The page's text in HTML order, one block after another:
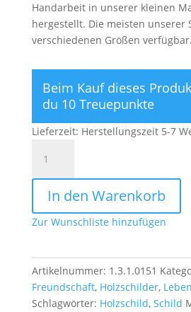
Handarbeit in unserer kleinen
hergestellt. Die meisten unserer
verschiedenen Größen verfügbar.
Beim Kauf dieses
du 10 Treuepunkte
Lieferzeit: Herstellungszeit 5-7
Katze
darf
meinem
Bett
...
Menge
In den Warenkorb
Zur Wunschliste hinzufügen
Artikelnummer: 1.3.1.0151
Freundschaft, Holzschilder,
Schlagwörter: Holzschild, Schild